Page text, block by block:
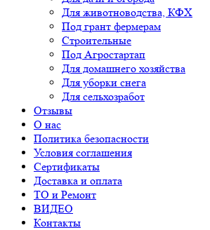
Для животноводства, КФХ
Под грант фермерам
Строительные
Под Агростартап
Для домашнего хозяйства
Для уборки снега
Для сельхозработ
Отзывы
О нас
Политика безопасности
Условия соглашения
Сертификаты
Доставка и оплата
ТО и Ремонт
ВИДЕО
Контакты